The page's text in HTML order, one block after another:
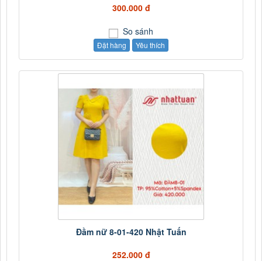
300.000 đ
So sánh
Đặt hàng Yêu thích
Đầm nữ 8-01-420 Nhật Tuấn
252.000 đ